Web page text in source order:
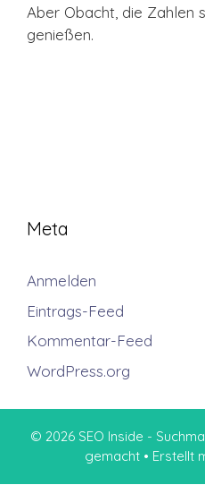
Aber Obacht, die Zahlen
genießen.
Meta
Anmelden
Eintrags-Feed
Kommentar-Feed
WordPress.org
© 2026 SEO Inside -
gemacht • Erstellt